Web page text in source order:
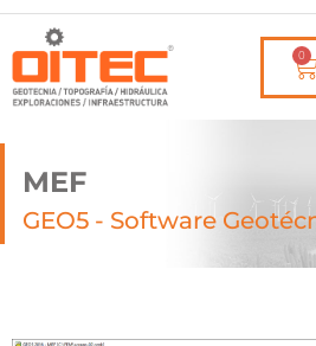
0
MEF
GEO5 - Software